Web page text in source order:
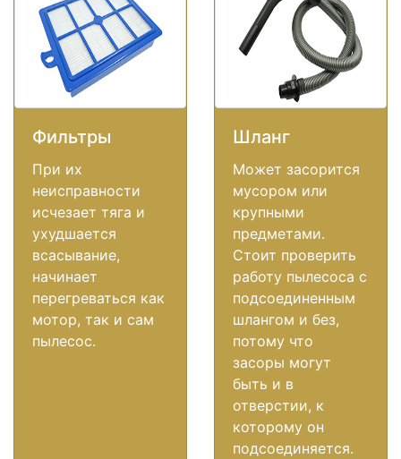
Фильтры
При их
неисправности
исчезает тяга и
ухудшается
всасывание,
начинает
перегреваться как
мотор, так и сам
пылесос.
Шланг
Может засорится
мусором или
крупными
предметами.
Стоит проверить
работу пылесоса с
подсоединенным
шлангом и без,
потому что
засоры могут
быть и в
отверстии, к
которому он
подсоединяется.